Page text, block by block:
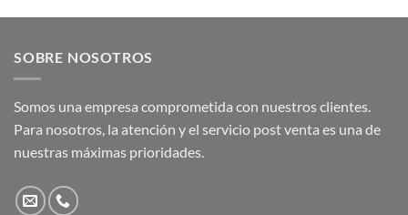
SOBRE NOSOTROS
Somos una empresa comprometida con nuestros clientes.
Para nosotros, la atención y el servicio post venta es una de
nuestras máximas prioridades.